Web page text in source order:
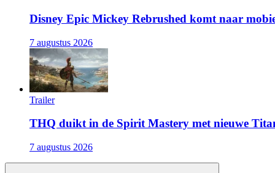
Disney Epic Mickey Rebrushed komt naar
7 augustus 2026
Trailer
THQ duikt in de Spirit Mastery met nieuwe
7 augustus 2026